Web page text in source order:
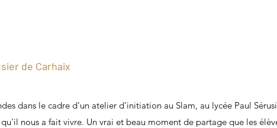
de Carhaix
dans le cadre d'un atelier d'initiation au Slam, au lycée Paul
nous a fait vivre. Un vrai et beau moment de partage que les